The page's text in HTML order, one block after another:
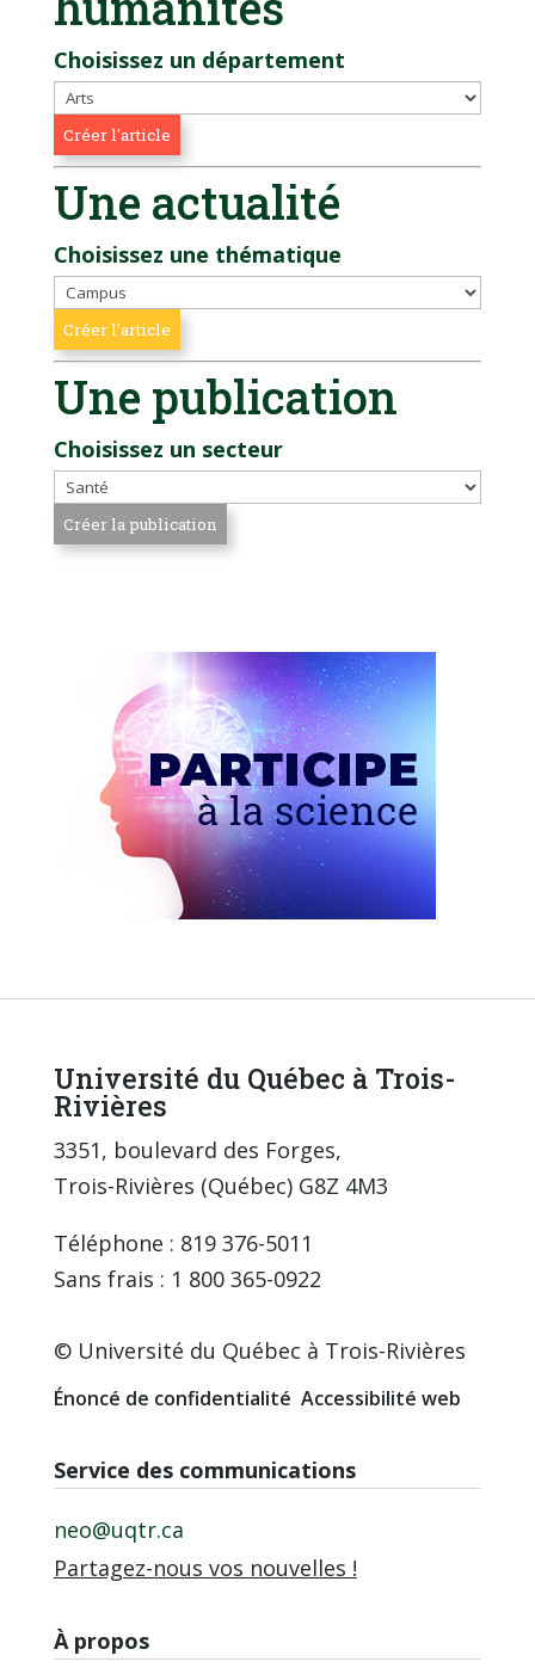
Choisissez un département
Une actualité
Choisissez une thématique
Une publication
Choisissez un secteur
Université du Québec à Trois-
Rivières
3351, boulevard des Forges,
Trois-Rivières (Québec) G8Z 4M3
Téléphone : 819 376-5011
Sans frais : 1 800 365-0922
© Université du Québec à Trois-Rivières
Énoncé de confidentialité Accessibilité web
Service des communications
neo@uqtr.ca
Partagez-nous vos nouvelles !
À propos